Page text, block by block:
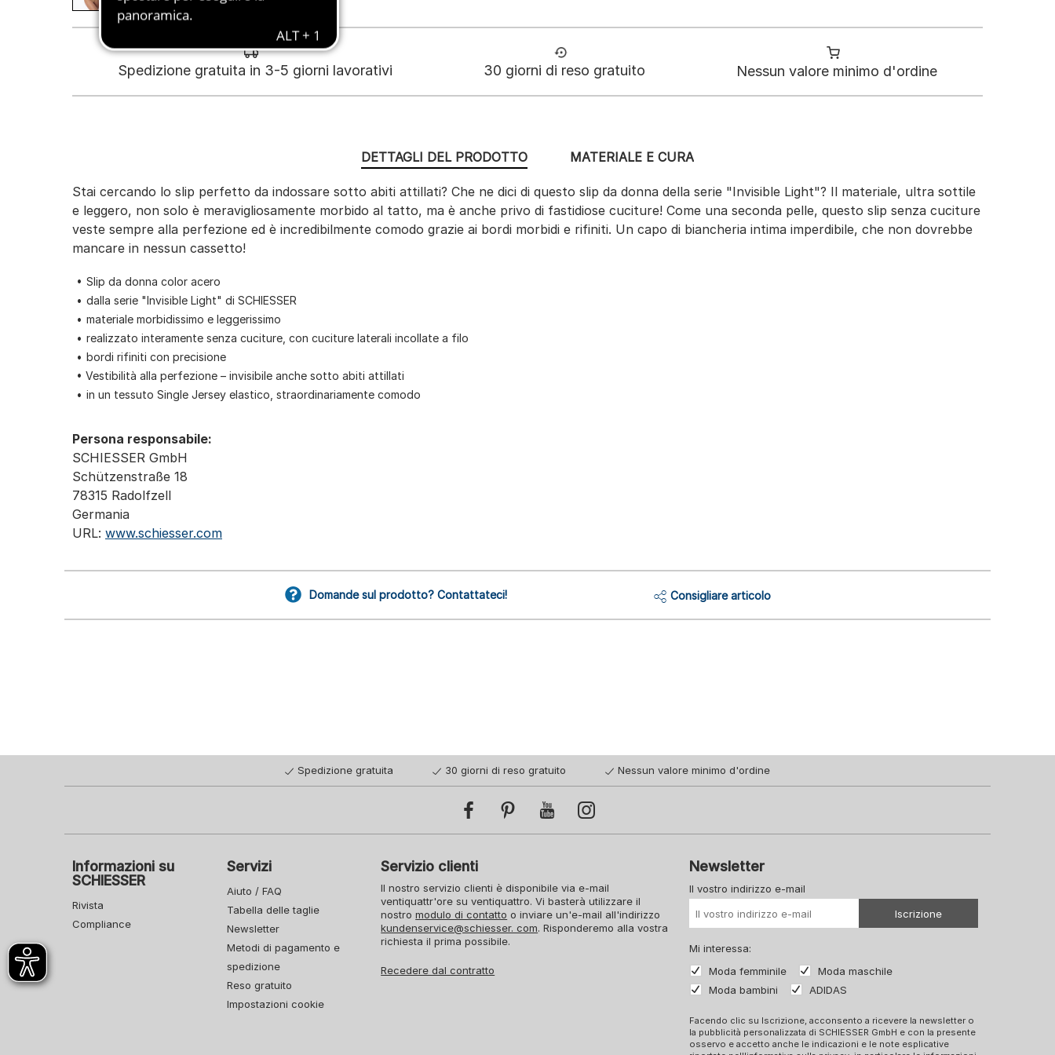
Spedizione gratuita in 3-5 giorni lavorativi 30 giorni di reso gratuito Nessun valore minimo d'ordine
DETTAGLI DEL PRODOTTO
Stai cercando lo slip perfetto da indossare sotto abiti attillati? Che ne dici di questo slip da donna della serie "Invisible Light"? Il materiale, ultra sottile
e leggero, non solo è meravigliosamente morbido al tatto, ma è anche privo di fastidiose cuciture! Come una seconda pelle, questo slip senza cuciture
veste sempre alla perfezione ed è incredibilmente comodo grazie ai bordi morbidi e rifiniti. Un capo di biancheria intima imperdibile, che non dovrebbe
mancare in nessun cassetto!
Slip da donna color acero
dalla serie "Invisible Light" di SCHIESSER
materiale morbidissimo e leggerissimo
realizzato interamente senza cuciture, con cuciture laterali incollate a filo
bordi rifiniti con precisione
Vestibilità alla perfezione – invisibile anche sotto abiti attillati
in un tessuto Single Jersey elastico, straordinariamente comodo
Persona responsabile:
SCHIESSER GmbH
Schützenstraße 18
78315 Radolfzell
Germania
URL: www.schiesser.com
MATERIALE E CURA
Domande sul prodotto? Contattateci! Consigliare articolo
Spedizione gratuita 30 giorni di reso gratuito Nessun valore minimo d'ordine
Informazioni su
SCHIESSER
Rivista
Compliance
Servizi
Aiuto / FAQ
Tabella delle taglie
Newsletter
Metodi di pagamento e
spedizione
Reso gratuito
Impostazioni cookie
Servizio clienti
Il nostro servizio clienti è disponibile via e-mail
ventiquattr'ore su ventiquattro. Vi basterà utilizzare il
nostromodulo di contatto o inviare un'e-mail all'indirizzo
kundenservice@schiesser. com. Risponderemo alla vostra
richiesta il prima possibile.
Recedere dal contratto
Newsletter
Il vostro indirizzo e-mail
Iscrizione
Mi interessa:
Moda femminile
Moda maschile
Moda bambini
ADIDAS
Facendo clic su Iscrizione, acconsento a ricevere la newsletter o
la pubblicità personalizzata di SCHIESSER GmbH e con la presente
osservo e accetto anche le indicazioni e le note esplicative